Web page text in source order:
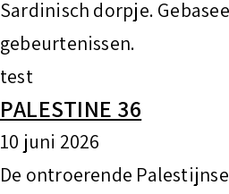
Sardinisch dorpje.
gebeurtenissen.
test
PALESTINE 36
10 juni 2026
De ontroerende